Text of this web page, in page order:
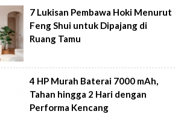
7 Lukisan Pembawa Hoki Menurut
Feng Shui untuk Dipajang di
Ruang Tamu
4 HP Murah Baterai 7000 mAh,
Tahan hingga 2 Hari dengan
Performa Kencang